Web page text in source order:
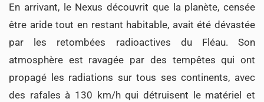
En arrivant, le Nexus découvrit que la planète, censée
être aride tout en restant habitable, avait été dévastée
par les retombées radioactives du Fléau. Son
atmosphère est ravagée par des tempêtes qui ont
propagé les radiations sur tous ses continents, avec
des rafales à 130 km/h qui détruisent le matériel et